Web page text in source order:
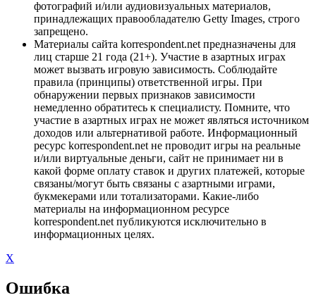
фотографий и/или аудиовизуальных материалов,
принадлежащих правообладателю Getty Images, строго
запрещено.
Материалы сайта korrespondent.net предназначены для
лиц старше 21 года (21+). Участие в азартных играх
может вызвать игровую зависимость. Соблюдайте
правила (принципы) ответственной игры. При
обнаружении первых признаков зависимости
немедленно обратитесь к специалисту. Помните, что
участие в азартных играх не может являться источником
доходов или альтернативой работе. Информационный
ресурс korrespondent.net не проводит игры на реальные
и/или виртуальные деньги, сайт не принимает ни в
какой форме оплату ставок и других платежей, которые
связаны/могут быть связаны с азартными играми,
букмекерами или тотализаторами. Какие-либо
материалы на информационном ресурсе
korrespondent.net публикуются исключительно в
информационных целях.
X
Ошибка